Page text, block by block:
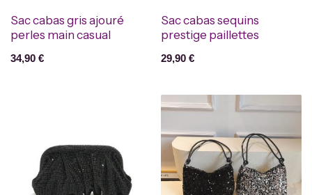
Sac cabas gris ajouré
perles main casual
34,90 €
Sac cabas sequins
prestige paillettes
29,90 €